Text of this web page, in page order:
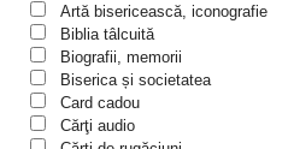
Alexandru Rădescu
Alexandru Tkacenko
Alexis Torrance
Alina Ana Nistor
Artă bisericească, iconografie
Biblia tâlcuită
Biografii, memorii
Biserica și societatea
Card cadou
Cărţi audio